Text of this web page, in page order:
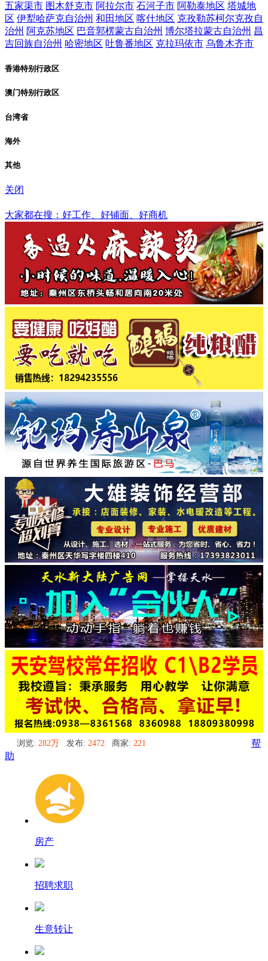
五家渠市 图木舒克市 阿拉尔市 石河子市 阿勒泰地区 塔城地
区 伊犁哈萨克自治州 和田地区 喀什地区 克孜勒苏柯尔克孜自
治州 阿克苏地区 巴音郭楞蒙古自治州 博尔塔拉蒙古自治州 昌
吉回族自治州 哈密地区 吐鲁番地区 克拉玛依市 乌鲁木齐市
香港特别行政区
澳门特别行政区
台湾省
海外
其他
关闭
大家都在搜：好工作、好铺面、好商机
浏览: 282万 发布: 2472 商家: 221
帮
助
房产
招聘求职
生意转让